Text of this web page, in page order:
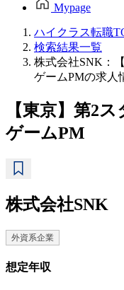
Mypage
ハイクラス転職
検索結果一覧
株式会社SNK：
ゲームPMの求人
【東京】第2
ゲームPM
株式会社SNK
外資系企業
想定年収